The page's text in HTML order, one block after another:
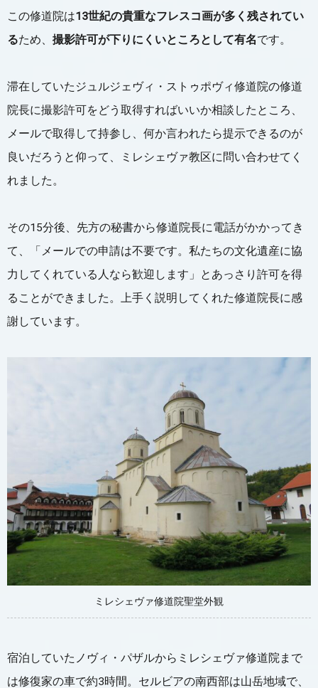
この修道院は13世紀の貴重なフレスコ画が多く残されてい
るため、 撮影許可が下りにくいところとして有名です。
滞在していたジュルジェヴィ・ストゥポヴィ修道院の修道
院長に撮影許可をどう取得すればいいか相談したところ、
メールで取得して持参し、何か言われたら提示できるのが
良いだろうと仰って、ミレシェヴァ教区に問い合わせてく
れました。
その15分後、先方の秘書から修道院長に電話がかかってき
て、「メールでの申請は不要です。私たちの文化遺産に協
力してくれている人なら歓迎します」とあっさり許可を得
ることができました。上手く説明してくれた修道院長に感
謝しています。
ミレシェヴァ修道院聖堂外観
宿泊していたノヴィ・パザルからミレシェヴァ修道院まで
は修復家の車で約3時間。セルビアの南西部は山岳地域で、